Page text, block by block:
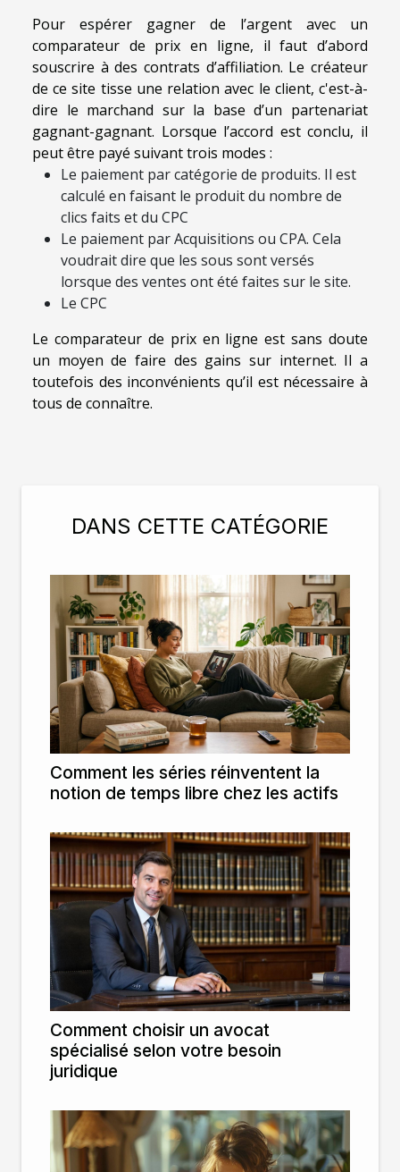
Pour espérer gagner de l’argent avec un
comparateur de prix en ligne, il faut d’abord
souscrire à des contrats d’affiliation. Le créateur
de ce site tisse une relation avec le client, c'est-à-
dire le marchand sur la base d’un partenariat
gagnant-gagnant. Lorsque l’accord est conclu, il
peut être payé suivant trois modes :
Le paiement par catégorie de produits. Il est
calculé en faisant le produit du nombre de
clics faits et du CPC
Le paiement par Acquisitions ou CPA. Cela
voudrait dire que les sous sont versés
lorsque des ventes ont été faites sur le site.
Le CPC
Le comparateur de prix en ligne est sans doute
un moyen de faire des gains sur internet. Il a
toutefois des inconvénients qu’il est nécessaire à
tous de connaître.
DANS CETTE CATÉGORIE
Comment les séries réinventent la
notion de temps libre chez les actifs
Comment choisir un avocat
spécialisé selon votre besoin
juridique